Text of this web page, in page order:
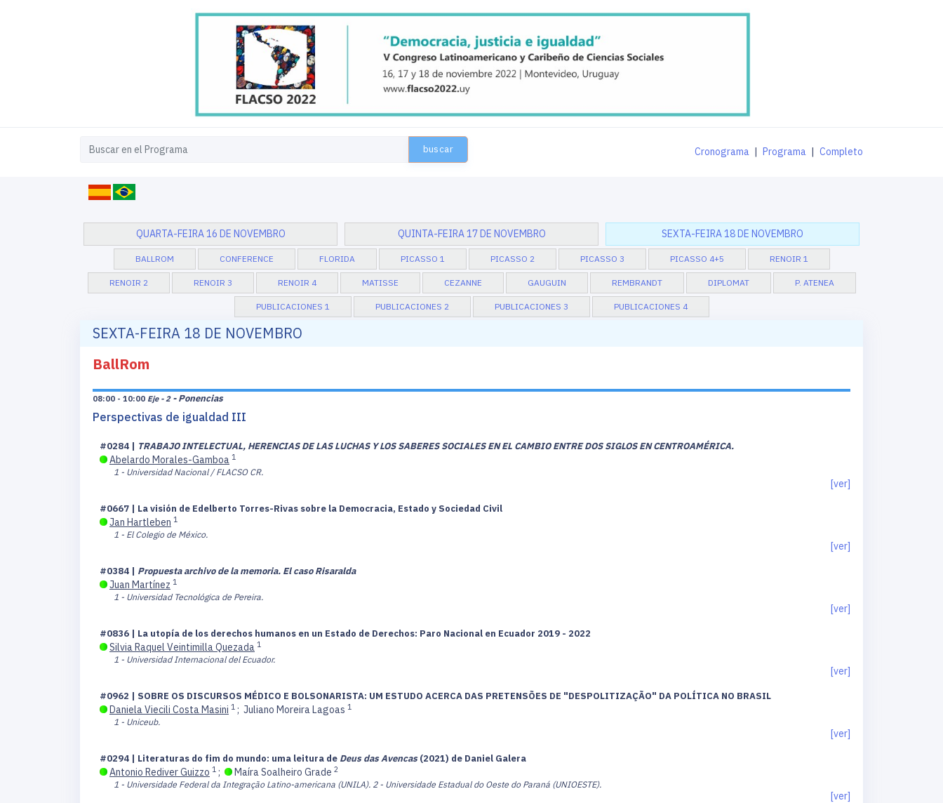
buscar Cronograma | Programa | Completo
QUARTA-FEIRA 16 DE NOVEMBRO QUINTA-FEIRA 17 DE NOVEMBRO SEXTA-FEIRA 18 DE NOVEMBRO
BALLROM CONFERENCE FLORIDA PICASSO 1 PICASSO 2 PICASSO 3 PICASSO 4+5 RENOIR 1
RENOIR 2 RENOIR 3 RENOIR 4 MATISSE CEZANNE GAUGUIN REMBRANDT DIPLOMAT P. ATENEA
PUBLICACIONES 1 PUBLICACIONES 2 PUBLICACIONES 3 PUBLICACIONES 4
SEXTA-FEIRA 18 DE NOVEMBRO
BallRom
08:00 - 10:00 Eje - 2 - Ponencias
Perspectivas de igualdad III
#0284 | TRABAJO INTELECTUAL, HERENCIAS DE LAS LUCHAS Y LOS SABERES SOCIALES EN EL CAMBIO ENTRE DOS SIGLOS EN CENTROAMÉRICA.
Abelardo Morales-Gamboa 1
1 - Universidad Nacional / FLACSO CR.
[ver]
#0667 | La visión de Edelberto Torres-Rivas sobre la Democracia, Estado y Sociedad Civil
Jan Hartleben 1
1 - El Colegio de México.
[ver]
#0384 | Propuesta archivo de la memoria. El caso Risaralda
Juan Martínez 1
1 - Universidad Tecnológica de Pereira.
[ver]
#0836 | La utopía de los derechos humanos en un Estado de Derechos: Paro Nacional en Ecuador 2019 - 2022
Silvia Raquel Veintimilla Quezada 1
1 - Universidad Internacional del Ecuador.
[ver]
#0962 | SOBRE OS DISCURSOS MÉDICO E BOLSONARISTA: UM ESTUDO ACERCA DAS PRETENSÕES DE "DESPOLITIZAÇÃO" DA POLÍTICA NO BRASIL
Daniela Viecili Costa Masini 1 ; Juliano Moreira Lagoas 1
1 - Uniceub.
[ver]
#0294 | Literaturas do fim do mundo: uma leitura de Deus das Avencas(2021) de Daniel Galera
Antonio Rediver Guizzo 1 ; Maíra Soalheiro Grade 2
1 - Universidade Federal da Integração Latino-americana (UNILA). 2 - Universidade Estadual do Oeste do Paraná (UNIOESTE).
[ver]